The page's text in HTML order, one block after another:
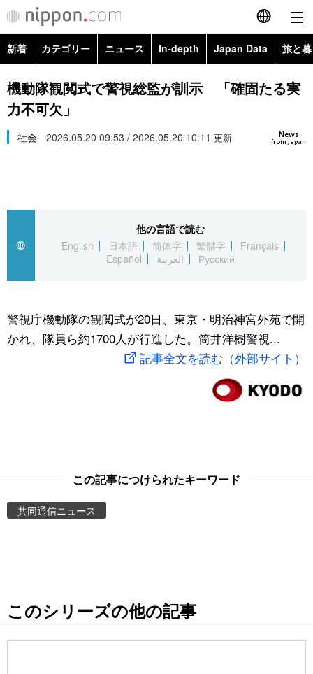
English
简体字
Русский
カテゴリー
経済・ビジネス
国際
文化
トップ
アーカイブ
In-depth
Japan Data
動画/Live
お知らせ
新着 カテゴリー ニュース In-depth Japan Data 旅と
政治・外交
経済・ビジネス
スポーツ・東京2020
Topics
機動隊観閲式で警視総監が訓示 「確固たる実
力不可欠」
News
from Japan
社会 2026.05.20 09:53 / 2026.05.20 10:11 更新
他の言語で読む
English
日本語 简体字 繁體字
Français
Español
العربية Русский
警視庁機動隊の観閲式が20日、東京・明治神宮外苑で開
かれ、隊員ら約1700人が行進した。筒井洋樹警視...
記事全文を読む（外部サイト）
この記事につけられたキーワード
共同通信ニュース
このシリーズの他の記事